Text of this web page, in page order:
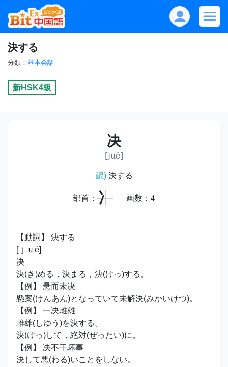
決する
分類： 基本会話
新HSK4級
决
[jué]
訳)決する
部首： 冫 画数： 4
【動詞】 決する
[ｊｕé]
决
決(き)める，決まる，決(けっ)する。
【例】 悬而未决
懸案(けんあん)となっていて未解決(みかいけつ)。
【例】 一决雌雄
雌雄(しゆう)を決する。
決(けっ)して，絶対(ぜったい)に。
【例】 决不干坏事
決して悪(わる)いことをしない。